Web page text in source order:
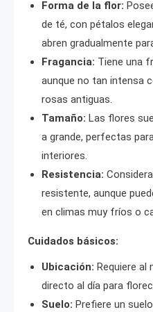
Forma de la flor:
de té, con pétalos
abren gradualmente
Fragancia: Tiene una
aunque no tan intensa
rosas antiguas.
Tamaño: Las flores
a grande, perfectas
interiores.
Resistencia:
resistente, aunque
en climas muy fríos o
Cuidados básicos:
Ubicación: Requiere al
directo al día para
Suelo: Prefiere un